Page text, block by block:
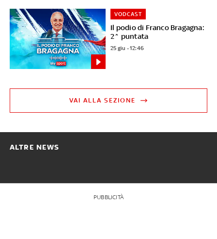
Il podio di Franco Bragagna:
2^ puntata
VODCAST
25 giu - 12:46
VAI ALLA SEZIONE
ALTRE NEWS
PUBBLICITÀ